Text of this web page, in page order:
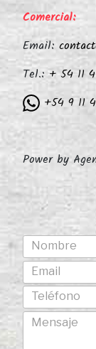
Comercial:
Email:
Tel.:+ 54 11
+54 9 11
Power by